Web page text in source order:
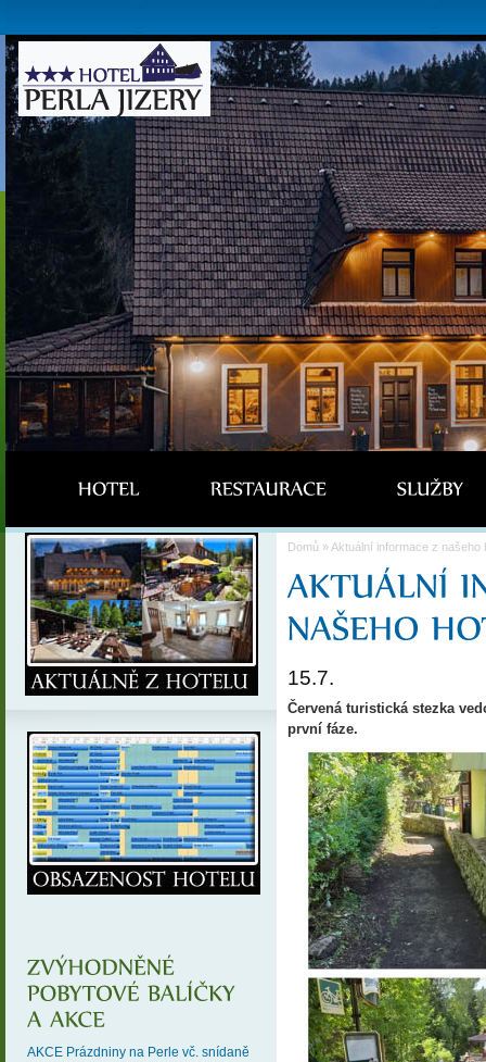
AKCE Prázdniny na Perle vč. snídaně
Domů » Aktuální informace z našeho
15.7.
Červená turistická stezka
první fáze.